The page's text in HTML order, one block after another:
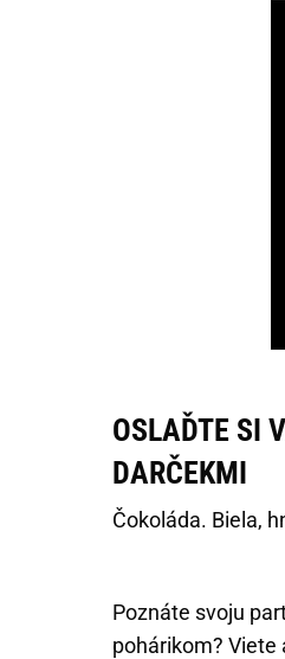
OSLAĎTE SI
DARČEKMI
Čokoláda. Biela,
Poznáte svoju
pohárikom? Viete